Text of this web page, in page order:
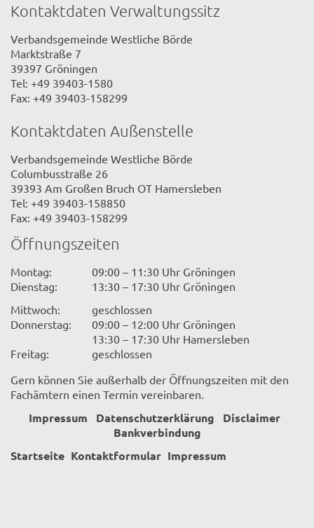
Kontaktdaten Verwaltungssitz
Verbandsgemeinde Westliche Börde
Marktstraße 7
39397 Gröningen
Tel: +49 39403-1580
Fax: +49 39403-158299
Kontaktdaten Außenstelle
Verbandsgemeinde Westliche Börde
Columbusstraße 26
39393 Am Großen Bruch OT Hamersleben
Tel: +49 39403-158850
Fax: +49 39403-158299
Öffnungszeiten
Montag:
09:00 – 11:30 Uhr Gröningen
Dienstag:
13:30 – 17:30 Uhr Gröningen
Mittwoch:
geschlossen
Donnerstag:
09:00 – 12:00 Uhr Gröningen
13:30 – 17:30 Uhr Hamersleben
Freitag:
geschlossen
Gern können Sie außerhalb der Öffnungszeiten mit den
Fachämtern einen Termin vereinbaren.
Impressum Datenschutzerklärung
Disclaimer
Bankverbindung
Startseite Kontaktformular Impressum